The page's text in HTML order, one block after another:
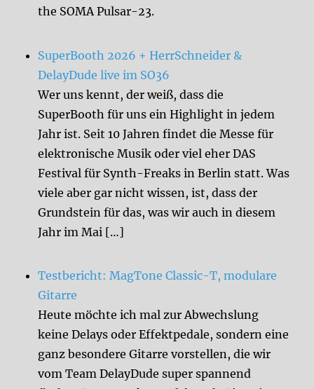
the SOMA Pulsar-23.
SuperBooth 2026 + HerrSchneider &
DelayDude live im SO36
Wer uns kennt, der weiß, dass die
SuperBooth für uns ein Highlight in jedem
Jahr ist. Seit 10 Jahren findet die Messe für
elektronische Musik oder viel eher DAS
Festival für Synth-Freaks in Berlin statt. Was
viele aber gar nicht wissen, ist, dass der
Grundstein für das, was wir auch in diesem
Jahr im Mai […]
Testbericht: MagTone Classic-T, modulare
Gitarre
Heute möchte ich mal zur Abwechslung
keine Delays oder Effektpedale, sondern eine
ganz besondere Gitarre vorstellen, die wir
vom Team DelayDude super spannend